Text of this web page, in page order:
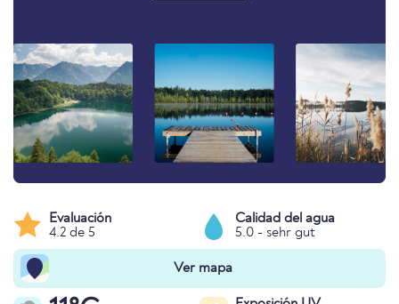
Evaluación
4.2 de 5
Calidad del agua
5.0 - sehr gut
Ver mapa